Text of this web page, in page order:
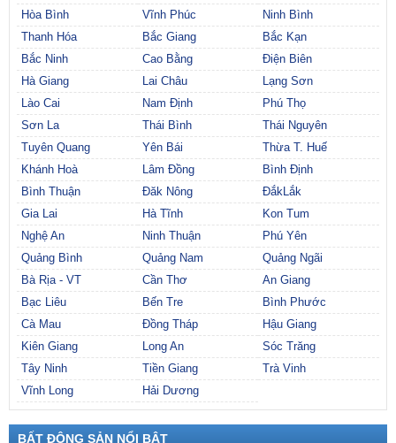
Hòa Bình
Vĩnh Phúc
Ninh Bình
Thanh Hóa
Bắc Giang
Bắc Kạn
Bắc Ninh
Cao Bằng
Điện Biên
Hà Giang
Lai Châu
Lạng Sơn
Lào Cai
Nam Định
Phú Thọ
Sơn La
Thái Bình
Thái Nguyên
Tuyên Quang
Yên Bái
Thừa T. Huế
Khánh Hoà
Lâm Đồng
Bình Định
Bình Thuận
Đăk Nông
ĐắkLắk
Gia Lai
Hà Tĩnh
Kon Tum
Nghệ An
Ninh Thuận
Phú Yên
Quảng Bình
Quảng Nam
Quảng Ngãi
Bà Rịa - VT
Cần Thơ
An Giang
Bạc Liêu
Bến Tre
Bình Phước
Cà Mau
Đồng Tháp
Hậu Giang
Kiên Giang
Long An
Sóc Trăng
Tây Ninh
Tiền Giang
Trà Vinh
Vĩnh Long
Hải Dương
BẤT ĐỘNG SẢN NỔI BẬT